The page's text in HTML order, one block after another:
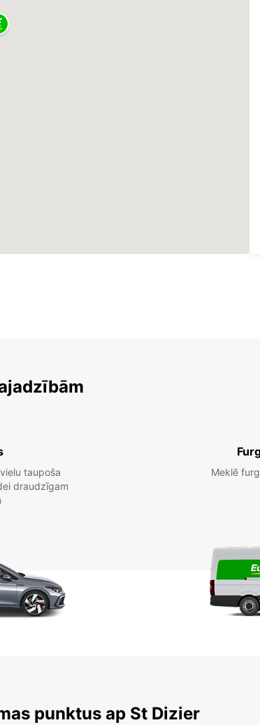
taupoša
draudzīgam
Meklē
punktus ap St Dizier